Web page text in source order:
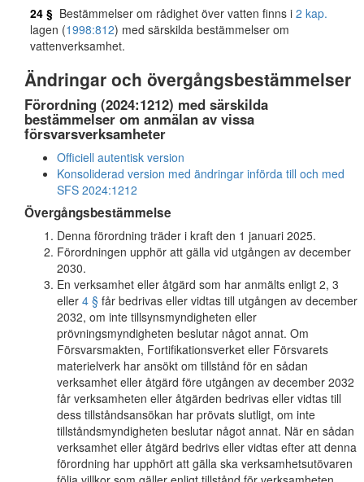
24 § Bestämmelser om rådighet över vatten finns i 2 kap.
lagen (1998:812) med särskilda bestämmelser om
vattenverksamhet.
Ändringar och övergångsbestämmelser
Förordning (2024:1212) med särskilda
bestämmelser om anmälan av vissa
försvarsverksamheter
Officiell autentisk version
Konsoliderad version med ändringar införda till och med
SFS 2024:1212
Övergångsbestämmelse
Denna förordning träder i kraft den 1 januari 2025.
Förordningen upphör att gälla vid utgången av december
2030.
En verksamhet eller åtgärd som har anmälts enligt 2, 3
eller 4 § får bedrivas eller vidtas till utgången av december
2032, om inte tillsynsmyndigheten eller
prövningsmyndigheten beslutar något annat. Om
Försvarsmakten, Fortifikationsverket eller Försvarets
materielverk har ansökt om tillstånd för en sådan
verksamhet eller åtgärd före utgången av december 2032
får verksamheten eller åtgärden bedrivas eller vidtas till
dess tillståndsansökan har prövats slutligt, om inte
tillståndsmyndigheten beslutar något annat. När en sådan
verksamhet eller åtgärd bedrivs eller vidtas efter att denna
förordning har upphört att gälla ska verksamhetsutövaren